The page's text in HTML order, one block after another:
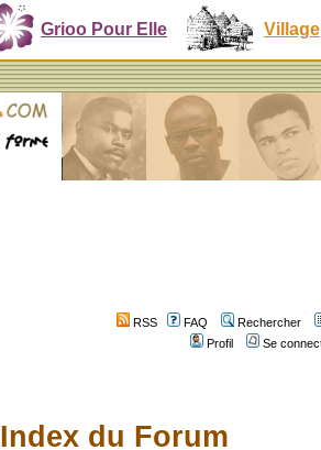
Grioo Pour Elle Village
RSS FAQ
Rechercher
Profil
Se
du Forum